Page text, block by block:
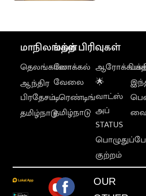
மாநிலங்கள்
தெலங்கானா
ஆந்திர
பிரதேசம்
தமிழ்நாடு
மற்ற பிரிவுகள்
லோக்கல்
வேலை
டிரெண்டிங்
தமிழ்நாடு
🌟
வாட்ஸ்
அப்
STATUS
குற்றம்
OUR